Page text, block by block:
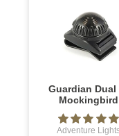
Guardian Dual
Mockingbird
Adventure